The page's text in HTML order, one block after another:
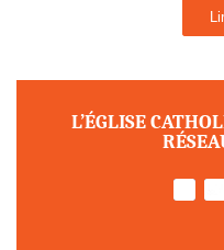
L’ÉGLISE